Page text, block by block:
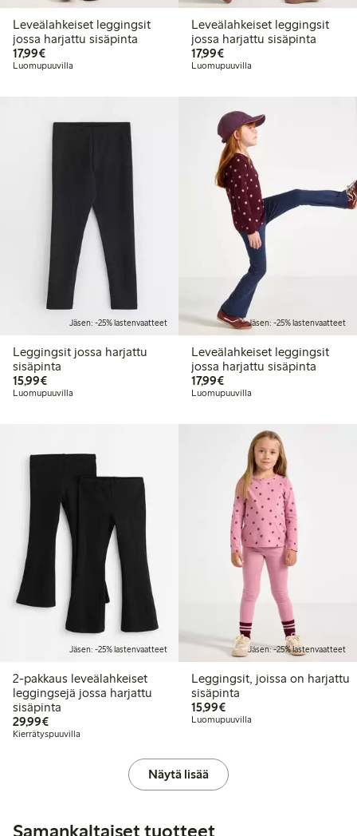
Leveälahkeiset leggingsit
jossa harjattu sisäpinta
17,99€17,99 €
Luomupuuvilla
Leveälahkeiset leggingsit
jossa harjattu sisäpinta
17,99€17,99 €
Luomupuuvilla
Jäsen: -25% lastenvaatteet
Leggingsit jossa harjattu
sisäpinta
15,99€15,99 €
Luomupuuvilla
Jäsen: -25% lastenvaatteet
Leveälahkeiset leggingsit
jossa harjattu sisäpinta
17,99€17,99 €
Luomupuuvilla
Jäsen: -25% lastenvaatteet
2-pakkaus leveälahkeiset
leggingsejä jossa harjattu
sisäpinta
29,99€29,99 €
Kierrätyspuuvilla
Jäsen: -25% lastenvaatteet
Leggingsit, joissa on harjattu
sisäpinta
15,99€15,99 €
Luomupuuvilla
Näytä lisää
Samankaltaiset tuotteet